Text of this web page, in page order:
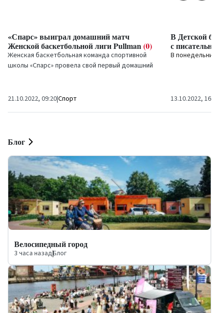
«Спарс» выиграл домашний матч
Женской баскетбольной лиги Pullman(0)
Женская баскетбольная команда спортивной
школы «Спарс» провела свой первый домашний
21.10.2022, 09:20|Спорт
В Детской
с
В
13.10.2022, 16:00
Блог
Велосипедный город
3 часа назад|Блог